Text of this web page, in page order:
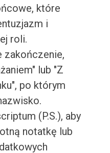
które
i
roli.
zakończenie,
lub "Z
po którym
(P.S.), aby
notatkę lub